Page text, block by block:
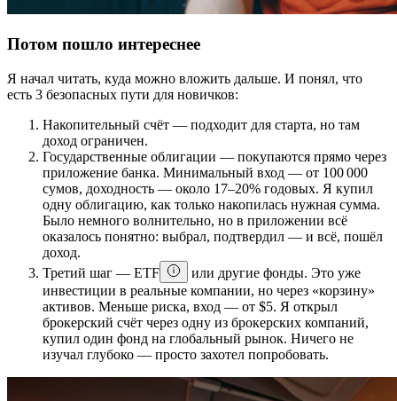
Потом пошло интереснее
Я начал читать, куда можно вложить дальше. И понял, что
есть 3 безопасных пути для новичков:
Накопительный счёт — подходит для старта, но там
доход ограничен.
Государственные облигации — покупаются прямо через
приложение банка. Минимальный вход — от 100 000
сумов, доходность — около 17–20% годовых. Я купил
одну облигацию, как только накопилась нужная сумма.
Было немного волнительно, но в приложении всё
оказалось понятно: выбрал, подтвердил — и всё, пошёл
доход.
Третий шаг — ETF
или другие фонды. Это уже
инвестиции в реальные компании, но через «корзину»
активов. Меньше риска, вход — от $5. Я открыл
брокерский счёт через одну из брокерских компаний,
купил один фонд на глобальный рынок. Ничего не
изучал глубоко — просто захотел попробовать.